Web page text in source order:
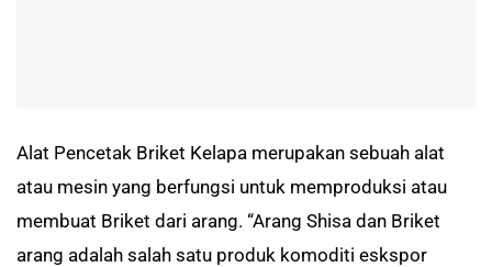
Alat Pencetak Briket Kelapa merupakan sebuah alat
atau mesin yang berfungsi untuk memproduksi atau
membuat Briket dari arang. “Arang Shisa dan Briket
arang adalah salah satu produk komoditi eskspor